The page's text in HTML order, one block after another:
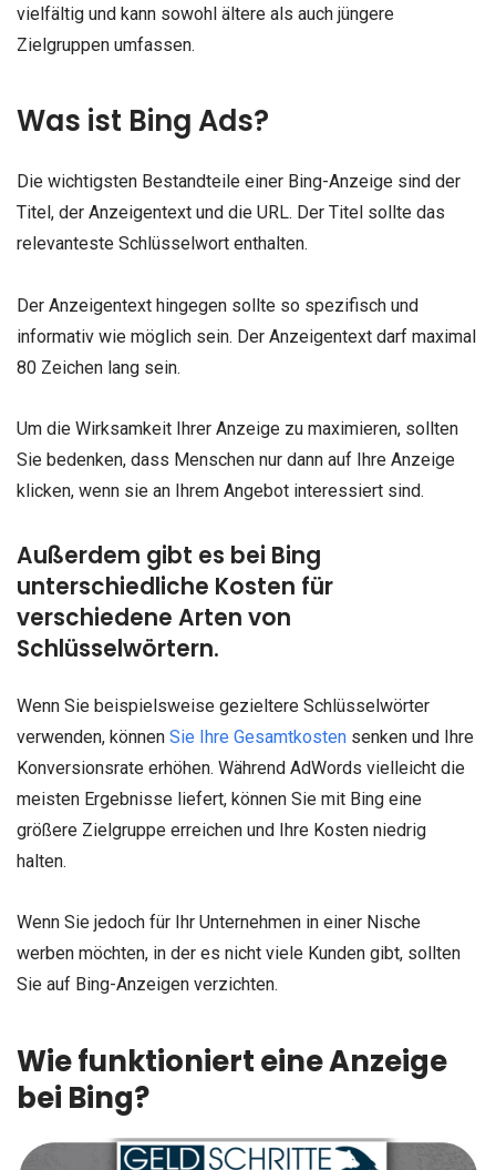
vielfältig und kann sowohl ältere als auch jüngere
Zielgruppen umfassen.
Was ist Bing Ads?
Die wichtigsten Bestandteile einer Bing-Anzeige sind der
Titel, der Anzeigentext und die URL. Der Titel sollte das
relevanteste Schlüsselwort enthalten.
Der Anzeigentext hingegen sollte so spezifisch und
informativ wie möglich sein. Der Anzeigentext darf maximal
80 Zeichen lang sein.
Um die Wirksamkeit Ihrer Anzeige zu maximieren, sollten
Sie bedenken, dass Menschen nur dann auf Ihre Anzeige
klicken, wenn sie an Ihrem Angebot interessiert sind.
Außerdem gibt es bei Bing
unterschiedliche Kosten für
verschiedene Arten von
Schlüsselwörtern.
Wenn Sie beispielsweise gezieltere Schlüsselwörter
verwenden, können Sie Ihre Gesamtkosten senken und Ihre
Konversionsrate erhöhen. Während AdWords vielleicht die
meisten Ergebnisse liefert, können Sie mit Bing eine
größere Zielgruppe erreichen und Ihre Kosten niedrig
halten.
Wenn Sie jedoch für Ihr Unternehmen in einer Nische
werben möchten, in der es nicht viele Kunden gibt, sollten
Sie auf Bing-Anzeigen verzichten.
Wie funktioniert eine Anzeige
bei Bing?